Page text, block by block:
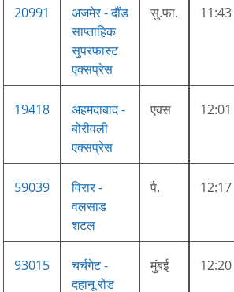
20991
अजमेर - दौंड
साप्ताहिक
सुपरफास्ट
एक्सप्रेस
सु.फा. 11:43
19418
अहमदाबाद -
बोरीवली
एक्सप्रेस
एक्स 12:01
59039
विरार -
वलसाड
शटल
पै. 12:17
93015
चर्चगेट -
दहानू रोड
मुंबई 12:20